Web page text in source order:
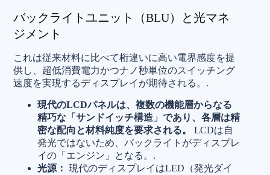
バックライトユニット（BLU）と光マネ
ジメント
これは従来材料に比べて桁違いに高い電界感度を提
供し、超低消費電力かつナノ秒単位のスイッチング
速度を実現するディスプレイが期待される。.
現代のLCDパネルは、複数の機能層からなる
精巧な「サンドイッチ構造」であり、各層は精
密な配向と材料純度を要求される。
LCDは自
発光ではないため、バックライトがディスプレ
イの「エンジン」となる。.
光源： 現代のディスプレイはLED（発光ダイ